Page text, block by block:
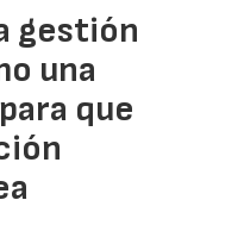
gestión
una
que